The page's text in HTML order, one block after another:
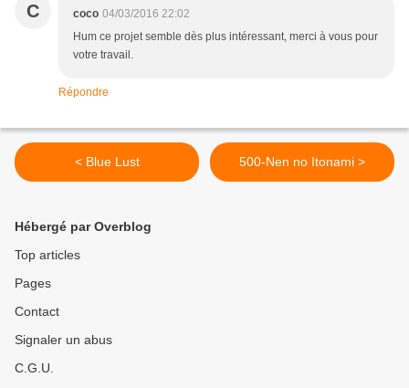
C coco 04/03/2016 22:02
Hum ce projet semble dès plus intéressant, merci à vous pour
votre travail.
Répondre
< Blue Lust 500-Nen no Itonami >
Hébergé par Overblog
Top articles
Pages
Contact
Signaler un abus
C.G.U.